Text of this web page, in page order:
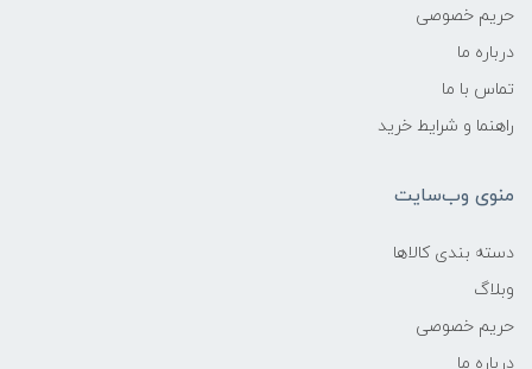
حریم خصوصی
درباره ما
تماس با ما
راهنما و شرایط خرید
منوی وب‌سایت
دسته بندی کالاها
وبلاگ
حریم خصوصی
درباره ما